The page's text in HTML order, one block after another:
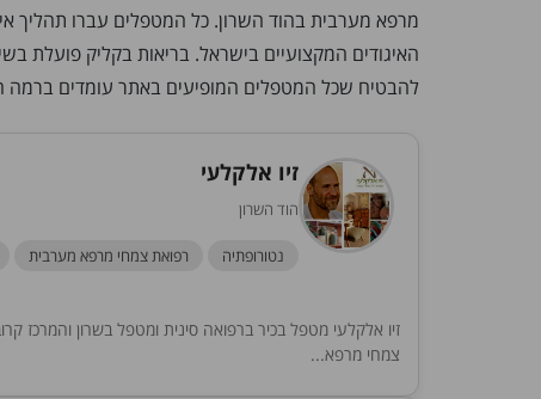
מרפא מערבית בהוד השרון. כל המטפלים עברו תהליך
האיגודים המקצועיים בישראל. בריאות בקליק פועלת
להבטיח שכל המטפלים המופיעים באתר עומדים
זיו אלקלעי
הוד השרון
נטורופתיה רפואת צמחי מרפא מערבית
צמחי מרפא...